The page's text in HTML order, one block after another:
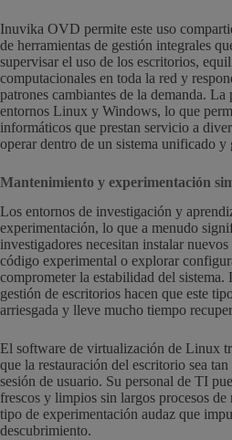
Inuvika OVD permite este uso
de herramientas de gestión integrales
supervisar el uso de los escritorios,
computacionales en toda la red y
patrones cambiantes de la demanda.
entornos Linux y Windows, lo que
informáticos que prestan servicio a
operar dentro de un sistema unificado y
Mantenimiento y experimentación
Los entornos de investigación y
experimentación, lo que a menudo
investigadores necesitan instalar
código experimental o explorar
comprometer la estabilidad del
gestión de escritorios hacen que este
arriesgada y lleve mucho tiempo
El software de virtualización de Linux
que la restauración del escritorio sea
sesión de usuario. Su personal de TI
frescos y limpios sin largos procesos
tipo de experimentación audaz que
descubrimiento.